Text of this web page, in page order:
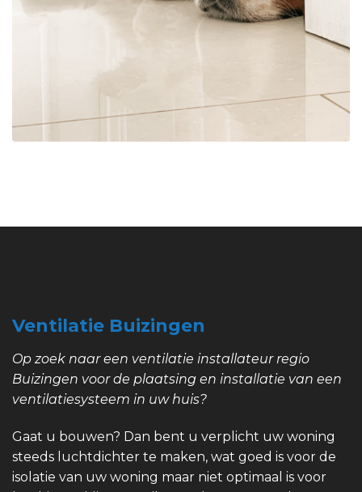
Ventilatie Buizingen
Op zoek naar een ventilatie installateur regio
Buizingen voor de plaatsing en installatie van een
ventilatiesysteem in uw huis?
Gaat u bouwen? Dan bent u verplicht uw woning
steeds luchtdichter te maken, wat goed is voor de
isolatie van uw woning maar niet optimaal is voor